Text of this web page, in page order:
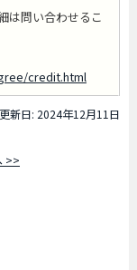
は問い合わせるこ
credit.html
新日: 2024年12月11日
>>